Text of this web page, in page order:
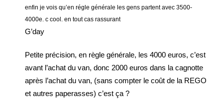
enfin je vois qu’en régle générale les gens partent avec 3500-
4000e. c cool. en tout cas rassurant
G’day
Petite précision, en règle générale, les 4000 euros, c’est
avant l’achat du van, donc 2000 euros dans la cagnotte
après l’achat du van, (sans compter le coût de la REGO
et autres paperasses) c’est ça ?